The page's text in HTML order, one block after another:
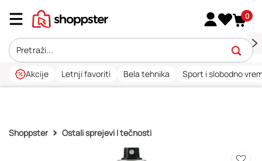
0
Akcije Letnji favoriti Bela tehnika Sport i slobodno
Shoppster Ostali sprejevi I tečnosti